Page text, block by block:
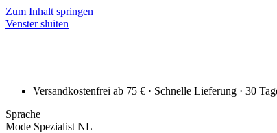
Zum Inhalt springen
Venster sluiten
Versandkostenfrei ab 75 € · Schnelle Lieferung · 30
Sprache
Mode Spezialist NL